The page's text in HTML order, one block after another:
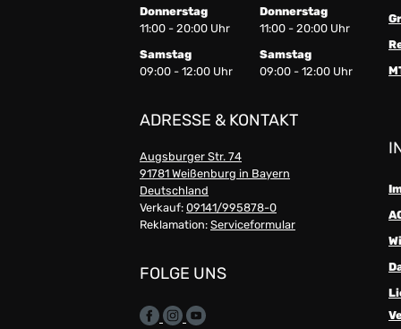
Donnerstag
11:00 - 20:00 Uhr
Donnerstag
11:00 - 20:00 Uhr
Samstag
09:00 - 12:00 Uhr
Samstag
09:00 - 12:00 Uhr
ADRESSE & KONTAKT
Augsburger Str. 74
91781 Weißenburg in Bayern
Deutschland
Verkauf: 09141/995878-0
Reklamation: Serviceformular
FOLGE UNS